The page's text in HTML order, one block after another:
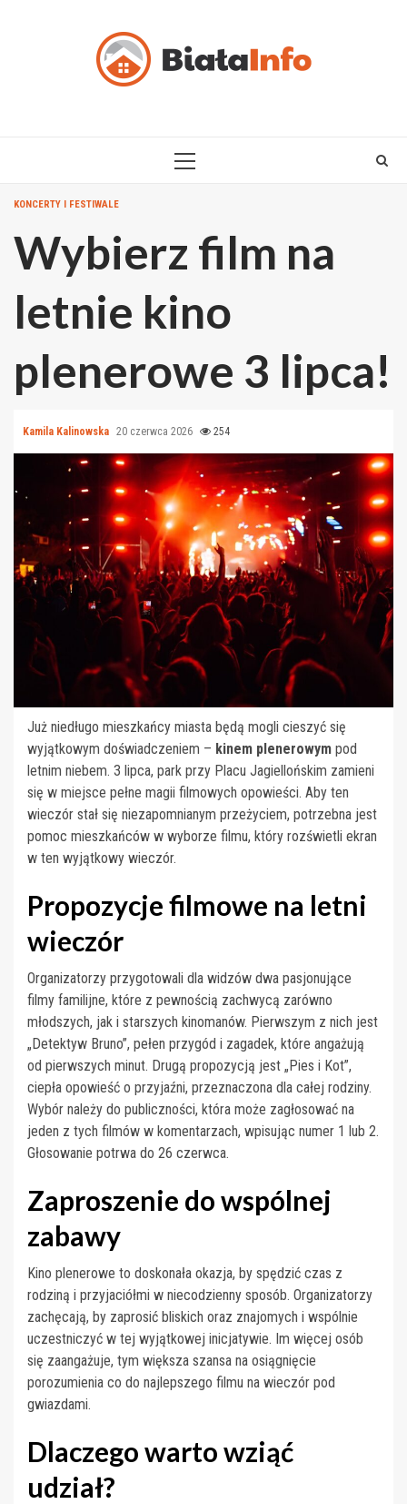
PRIMARY
KONCERTY I FESTIWALE
Wybierz film na
letnie kino
plenerowe 3 lipca!
Kamila Kalinowska 20 czerwca 2026 254
Już niedługo mieszkańcy miasta będą mogli cieszyć się
wyjątkowym doświadczeniem – kinem plenerowym pod
letnim niebem. 3 lipca, park przy Placu Jagiellońskim zamieni
się w miejsce pełne magii filmowych opowieści. Aby ten
wieczór stał się niezapomnianym przeżyciem, potrzebna jest
pomoc mieszkańców w wyborze filmu, który rozświetli ekran
w ten wyjątkowy wieczór.
Propozycje filmowe na letni
wieczór
Organizatorzy przygotowali dla widzów dwa pasjonujące
filmy familijne, które z pewnością zachwycą zarówno
młodszych, jak i starszych kinomanów. Pierwszym z nich jest
„Detektyw Bruno”, pełen przygód i zagadek, które angażują
od pierwszych minut. Drugą propozycją jest „Pies i Kot”,
ciepła opowieść o przyjaźni, przeznaczona dla całej rodziny.
Wybór należy do publiczności, która może zagłosować na
jeden z tych filmów w komentarzach, wpisując numer 1 lub 2.
Głosowanie potrwa do 26 czerwca.
Zaproszenie do wspólnej
zabawy
Kino plenerowe to doskonała okazja, by spędzić czas z
rodziną i przyjaciółmi w niecodzienny sposób. Organizatorzy
zachęcają, by zaprosić bliskich oraz znajomych i wspólnie
uczestniczyć w tej wyjątkowej inicjatywie. Im więcej osób
się zaangażuje, tym większa szansa na osiągnięcie
porozumienia co do najlepszego filmu na wieczór pod
gwiazdami.
Dlaczego warto wziąć
udział?